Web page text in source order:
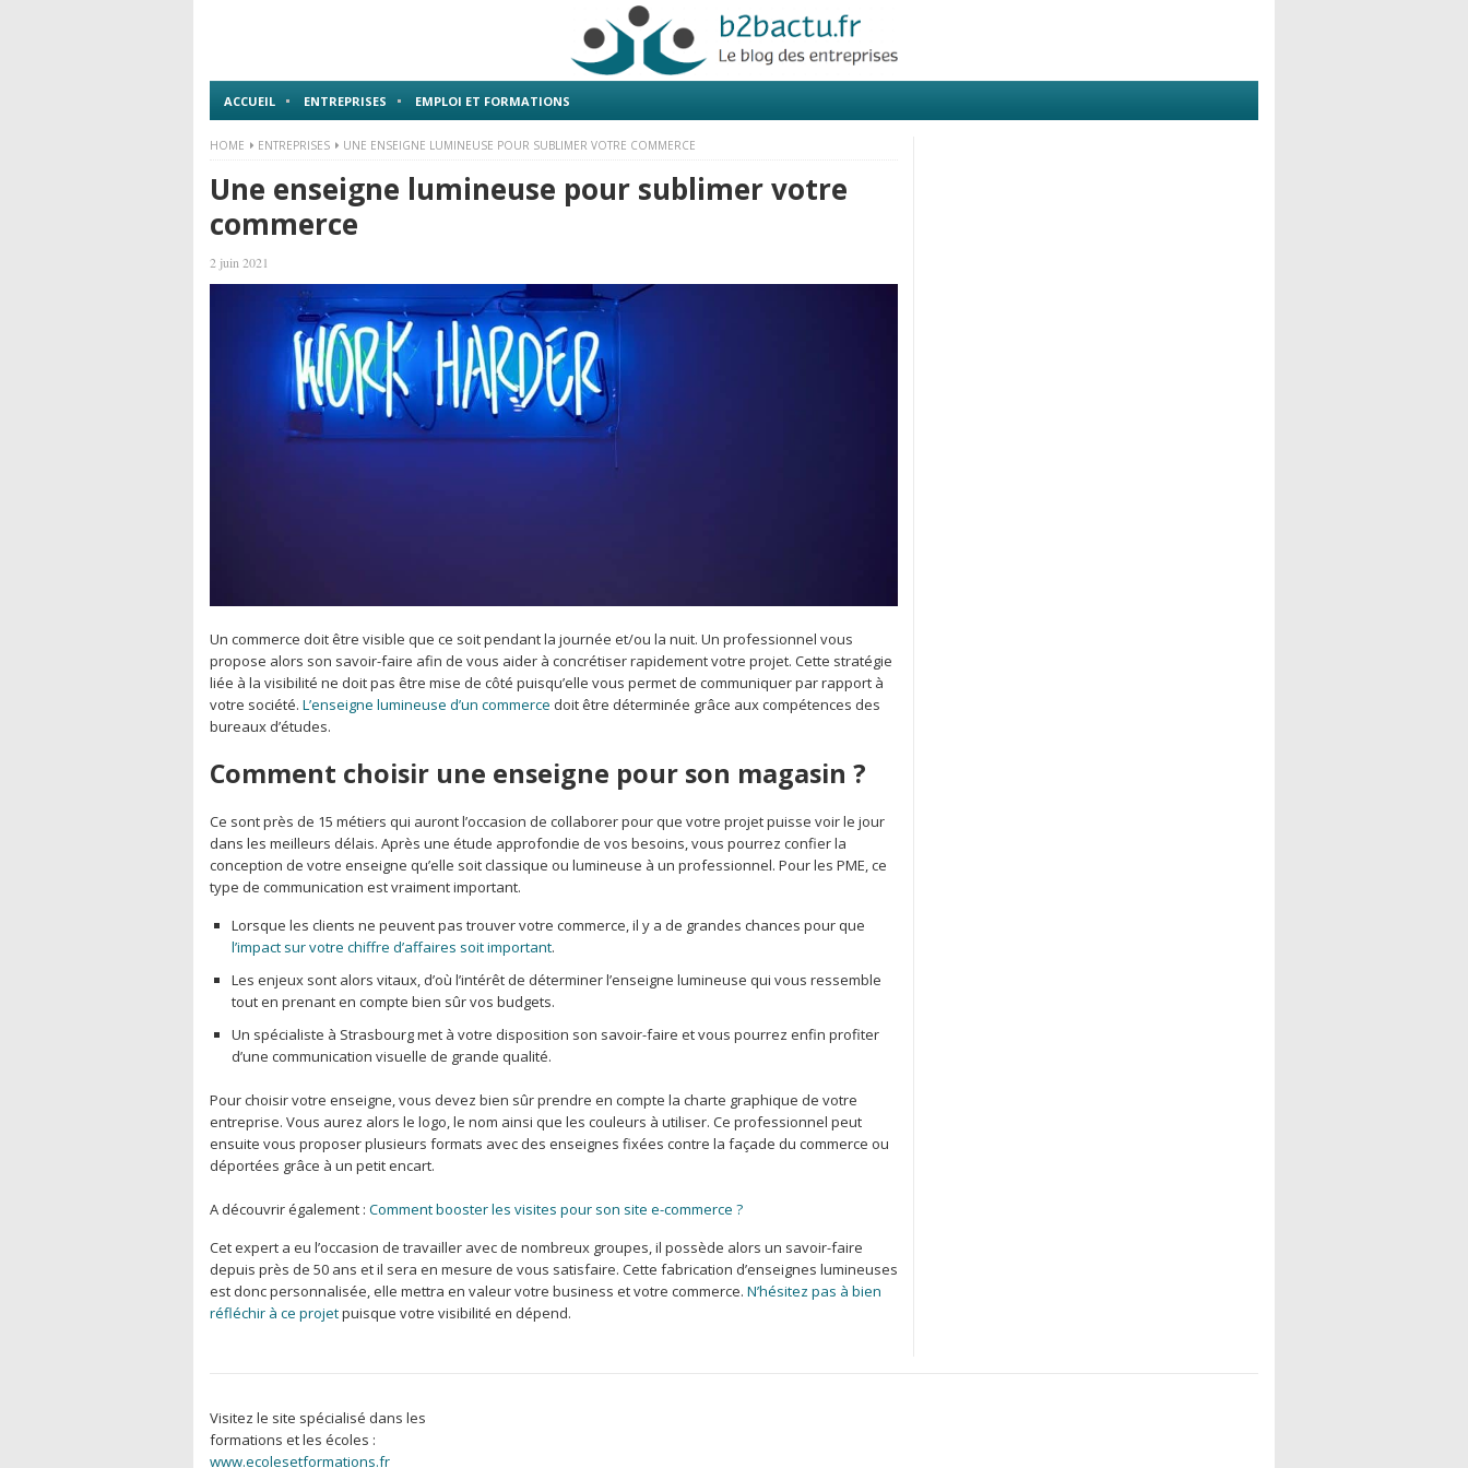
ACCUEIL ENTREPRISES EMPLOI ET FORMATIONS
HOME ENTREPRISES UNE ENSEIGNE LUMINEUSE POUR SUBLIMER VOTRE COMMERCE
Une enseigne lumineuse pour sublimer votre
commerce
2 juin 2021
Un commerce doit être visible que ce soit pendant la journée et/ou la nuit. Un professionnel vous
propose alors son savoir-faire afin de vous aider à concrétiser rapidement votre projet. Cette stratégie
liée à la visibilité ne doit pas être mise de côté puisqu’elle vous permet de communiquer par rapport à
votre société. L’enseigne lumineuse d’un commerce doit être déterminée grâce aux compétences des
bureaux d’études.
Comment choisir une enseigne pour son magasin ?
Ce sont près de 15 métiers qui auront l’occasion de collaborer pour que votre projet puisse voir le jour
dans les meilleurs délais. Après une étude approfondie de vos besoins, vous pourrez confier la
conception de votre enseigne qu’elle soit classique ou lumineuse à un professionnel. Pour les PME, ce
type de communication est vraiment important.
Lorsque les clients ne peuvent pas trouver votre commerce, il y a de grandes chances pour que
l’impact sur votre chiffre d’affaires soit important.
Les enjeux sont alors vitaux, d’où l’intérêt de déterminer l’enseigne lumineuse qui vous ressemble
tout en prenant en compte bien sûr vos budgets.
Un spécialiste à Strasbourg met à votre disposition son savoir-faire et vous pourrez enfin profiter
d’une communication visuelle de grande qualité.
Pour choisir votre enseigne, vous devez bien sûr prendre en compte la charte graphique de votre
entreprise. Vous aurez alors le logo, le nom ainsi que les couleurs à utiliser. Ce professionnel peut
ensuite vous proposer plusieurs formats avec des enseignes fixées contre la façade du commerce ou
déportées grâce à un petit encart.
A découvrir également : Comment booster les visites pour son site e-commerce ?
Cet expert a eu l’occasion de travailler avec de nombreux groupes, il possède alors un savoir-faire
depuis près de 50 ans et il sera en mesure de vous satisfaire. Cette fabrication d’enseignes lumineuses
est donc personnalisée, elle mettra en valeur votre business et votre commerce. N’hésitez pas à bien
réfléchir à ce projetpuisque votre visibilité en dépend.
Visitez le site spécialisé dans les
formations et les écoles :
www.ecolesetformations.fr